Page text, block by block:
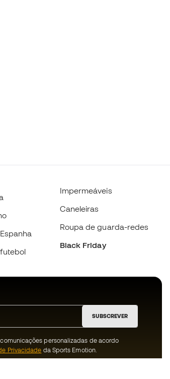
Impermeáveis
Caneleiras
Roupa de guarda-redes
Black Friday
SUBSCREVER
personalizadas de acordo
Privacidade da Sports Emotion.